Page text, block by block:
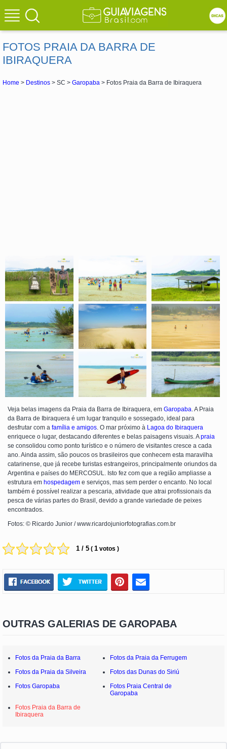
FOTOS PRAIA DA BARRA DE
IBIRAQUERA
Home > Destinos > SC > Garopaba > Fotos Praia da Barra de Ibiraquera
Veja belas imagens da Praia da Barra de Ibiraquera, em Garopaba. A Praia
da Barra de Ibiraquera é um lugar tranquilo e sossegado, ideal para
desfrutar com a família e amigos. O mar próximo à Lagoa do Ibiraquera
enriquece o lugar, destacando diferentes e belas paisagens visuais. Apraia
se consolidou como ponto turístico e o número de visitantes cresce a cada
ano. Ainda assim, são poucos os brasileiros que conhecem esta maravilha
catarinense, que já recebe turistas estrangeiros, principalmente oriundos da
Argentina e países do MERCOSUL. Isto fez com que a região ampliasse a
estrutura em hospedagem e serviços, mas sem perder o encanto. No local
também é possível realizar a pescaria, atividade que atrai profissionais da
pesca de várias partes do Brasil, devido a grande variedade de peixes
encontrados.
Fotos: © Ricardo Junior / www.ricardojuniorfotografias.com.br
1 / 5 ( 1 votos )
OUTRAS GALERIAS DE GAROPABA
Fotos da Praia da Barra
Fotos da Praia da Ferrugem
Fotos da Praia da Silveira
Fotos das Dunas do Siriú
Fotos Garopaba
Fotos Praia Central de
Garopaba
Fotos Praia da Barra de
Ibiraquera